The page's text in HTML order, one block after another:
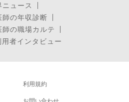
ニュース
師の年収診断
師の職場カルテ
者インタビュー
利用規約